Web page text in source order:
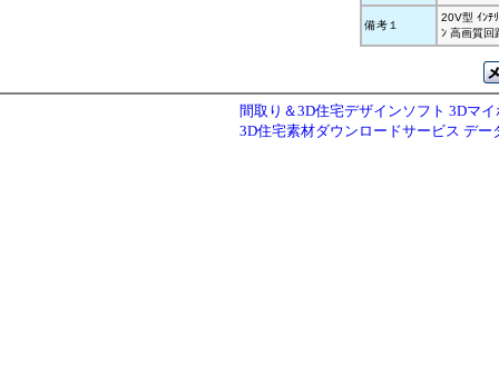
備考１
20V型 ｲﾝﾃ
ﾝ 高画質回
間取り＆3D住宅デザインソフト 3Dマ
3D住宅素材ダウンロードサービス デー